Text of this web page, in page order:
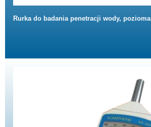
Rurka do badania penetracji wody, pozioma